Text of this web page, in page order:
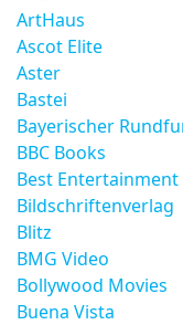
ArtHaus
Ascot Elite
Aster
Bastei
Bayerischer
BBC Books
Best Entertainment
Bildschriftenverlag
Blitz
BMG Video
Bollywood Movies
Buena Vista